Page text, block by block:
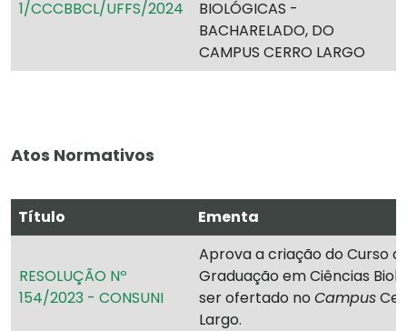
1/CCCBBCL/UFFS/2024
BIOLÓGICAS -
BACHARELADO, DO
CAMPUS CERRO LARGO
Atos Normativos
Título Ementa
RESOLUÇÃO Nº
154/2023 - CONSUNI
Aprova a criação do Curso
Graduação em Ciências
ser ofertado no Campus
Largo.